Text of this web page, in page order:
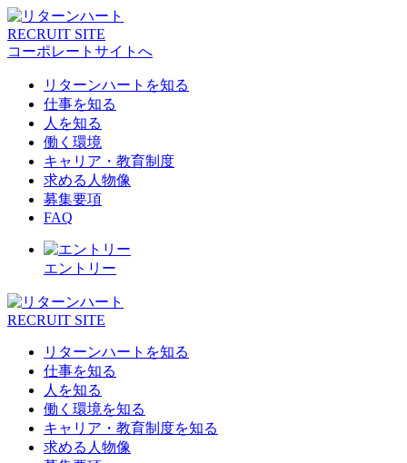
RECRUIT SITE
コーポレートサイトへ
リターンハートを知る
仕事を知る
人を知る
働く環境
キャリア・教育制度
求める人物像
募集要項
FAQ
エントリー
RECRUIT SITE
リターンハートを知る
仕事を知る
人を知る
働く環境を知る
キャリア・教育制度を知る
求める人物像